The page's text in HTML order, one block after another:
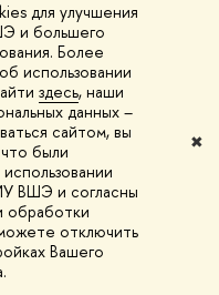
для улучшения
и большего
Более
использовании
здесь, наши
данных –
сайтом, вы
были
ВШЭ и согласны
обработки
отключить
Вашего
✖